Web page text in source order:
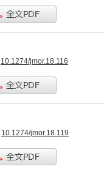
10.1274/jmor.18.116
10.1274/jmor.18.119